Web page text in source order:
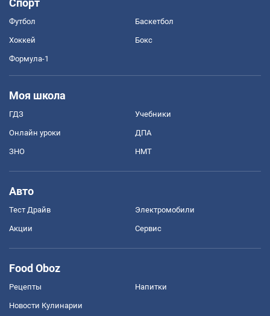
Футбол Баскетбол
Хоккей Бокс
Формула-1
Моя школа
ГДЗ Учебники
Онлайн уроки ДПА
ЗНО НМТ
Авто
Тест Драйв Электромобили
Акции Сервис
Food Oboz
Рецепты Напитки
Новости Кулинарии